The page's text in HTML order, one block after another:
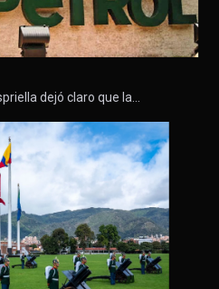
dejó claro que la…